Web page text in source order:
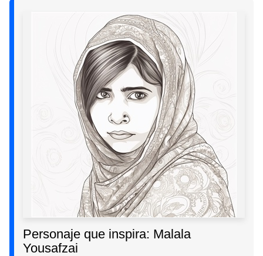
Personaje que inspira: Malala
Yousafzai